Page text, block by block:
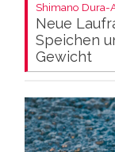
Shimano Dura-
Neue
Speichen
Gewicht